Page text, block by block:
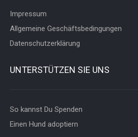
Impressum
Allgemeine Geschäftsbedingungen
Datenschutzerklärung
UNTERSTÜTZEN SIE UNS
So kannst Du Spenden
Einen Hund adoptiern